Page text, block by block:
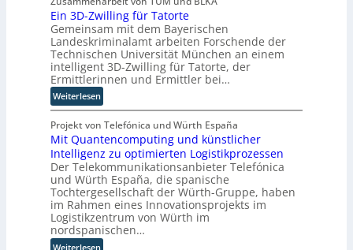
u
s
b
a
u
h
e
n
R
o
u
t
e
r
-
H
e
r
s
t
e
l
a
t
i
s
i
e
r
u
n
g
s
l
ö
s
u
n
g
ö
r
n
T
w
i
e
h
a
u
s
w
i
r
d
n
e
Ein 3D-Zwilling für Tatorte
Gemeinsam mit dem Bayerischen
Landeskriminalamt arbeiten Forschende der
Technischen Universität München an einem
intelligent 3D-Zwilling für Tatorte, der
Ermittlerinnen und Ermittler bei…
Weiterlesen:
E
i
n
3
D
-
Z
w
i
l
Projekt von Telefónica und Würth España
Mit Quantencomputing und künstlicher
Intelligenz zu optimierten Logistikprozessen
Der Telekommunikationsanbieter Telefónica
und Würth España, die spanische
Tochtergesellschaft der Würth-Gruppe, haben
im Rahmen eines Innovationsprojekts im
Logistikzentrum von Würth im
nordspanischen…
Weiterlesen: